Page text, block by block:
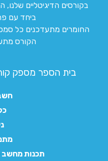
בקורסים הדיגיטליים
ביחד עם
החומרים מתעדכנים כל
הקורס
בית הספר מספק
תכנות מחשב